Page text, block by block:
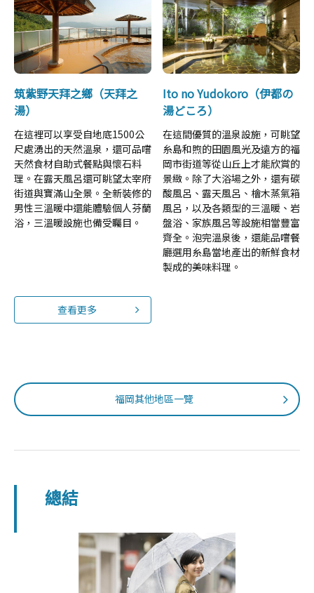
筑紫野天拜之鄉（天拜之
湯）
在這裡可以享受自地底1500公
尺處湧出的天然溫泉，還可品嚐
天然食材自助式餐點與懷石料
理。在露天風呂還可眺望太宰府
街道與寶滿山全景。全新裝修的
男性三溫暖中還能體驗個人芬蘭
浴，三溫暖設施也備受矚目。
查看更多
Ito no Yudokoro（伊都の
湯どころ）
在這間優質的溫泉設施，可眺望
糸島和煦的田園風光及遠方的福
岡市街道等從山丘上才能欣賞的
景緻。除了大浴場之外，還有碳
酸風呂、露天風呂、檜木蒸氣箱
風呂，以及各類型的三溫暖、岩
盤浴、家族風呂等設施相當豐富
齊全。泡完溫泉後，還能品嚐餐
廳選用糸島當地產出的新鮮食材
製成的美味料理。
福岡其他地區一覽
總結